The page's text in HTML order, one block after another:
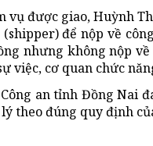
được giao, Huỳnh
để nộp về
nhưng không nộp
việc, cơ quan chức
an tỉnh Đồng
theo đúng quy định